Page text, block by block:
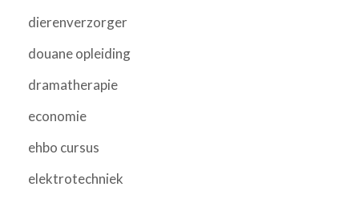
dierenverzorger
douane opleiding
dramatherapie
economie
ehbo cursus
elektrotechniek